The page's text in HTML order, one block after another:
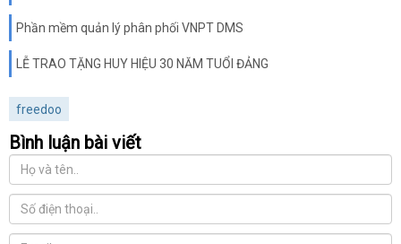
Phần mềm quản lý phân phối VNPT DMS
LỄ TRAO TẶNG HUY HIỆU 30 NĂM TUỔI ĐẢNG
freedoo
Bình luận bài viết